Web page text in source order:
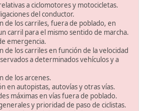
a ciclomotores y motocicletas.
del conductor.
de los carriles, fuera de poblado, en
carril para el mismo sentido de marcha.
emergencia.
de los carriles en función de la velocidad
a determinados vehículos y a
de los arcenes.
en autopistas, autovías y otras vías.
máximas en vías fuera de poblado.
y prioridad de paso de ciclistas.